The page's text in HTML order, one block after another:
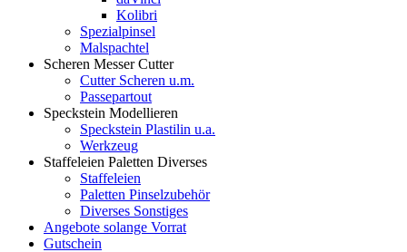
Kolibri
Spezialpinsel
Malspachtel
Scheren Messer Cutter
Cutter Scheren u.m.
Passepartout
Speckstein Modellieren
Speckstein Plastilin u.a.
Werkzeug
Staffeleien Paletten Diverses
Staffeleien
Paletten Pinselzubehör
Diverses Sonstiges
Angebote solange Vorrat
Gutschein